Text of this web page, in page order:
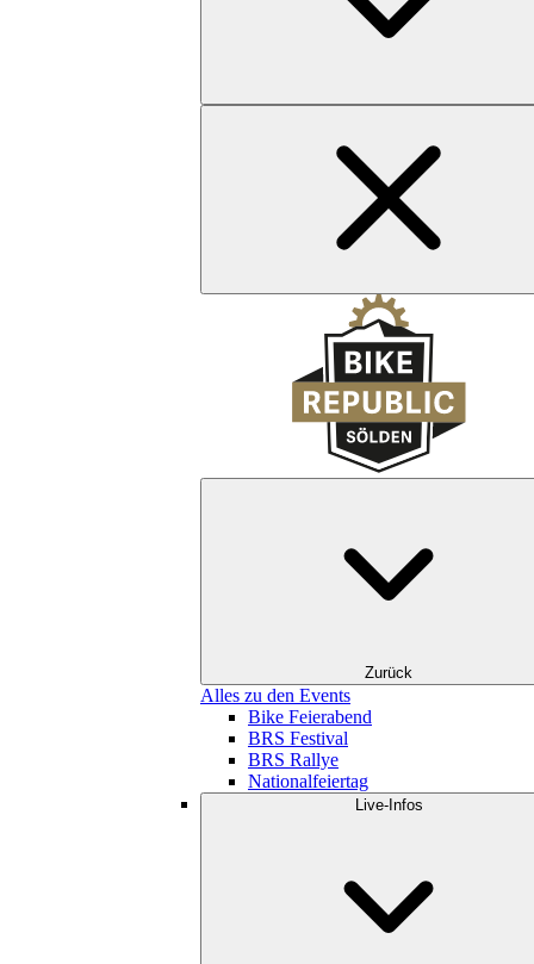
Zurück
Alles zu den Events
Bike Feierabend
BRS Festival
BRS Rallye
Nationalfeiertag
Live-Infos